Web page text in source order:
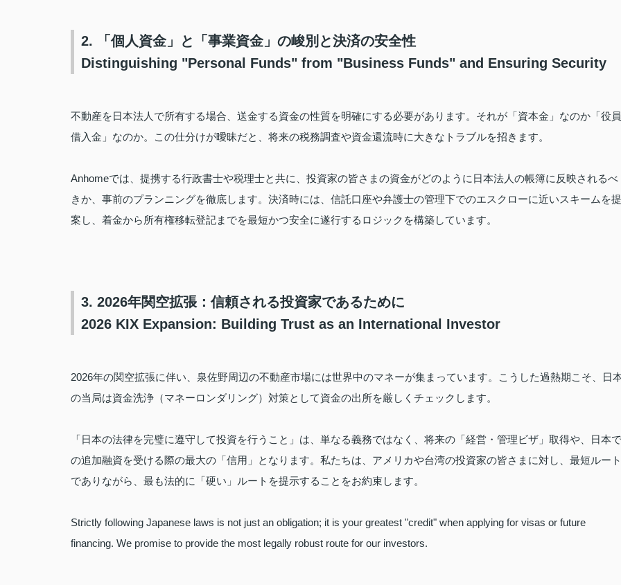
2. 「個人資金」と「事業資金」の峻別と決済の安全性
Distinguishing "Personal Funds" from "Business Funds" and Ensuring Security
不動産を日本法人で所有する場合、送金する資金の性質を明確にする必要があります。それが「資本金」なのか「役員
借入金」なのか。この仕分けが曖昧だと、将来の税務調査や資金還流時に大きなトラブルを招きます。
Anhomeでは、提携する行政書士や税理士と共に、投資家の皆さまの資金がどのように日本法人の帳簿に反映されるべ
きか、事前のプランニングを徹底します。決済時には、信託口座や弁護士の管理下でのエスクローに近いスキームを提
案し、着金から所有権移転登記までを最短かつ安全に遂行するロジックを構築しています。
3. 2026年関空拡張：信頼される投資家であるために
2026 KIX Expansion: Building Trust as an International Investor
2026年の関空拡張に伴い、泉佐野周辺の不動産市場には世界中のマネーが集まっています。こうした過熱期こそ、日
の当局は資金洗浄（マネーロンダリング）対策として資金の出所を厳しくチェックします。
「日本の法律を完璧に遵守して投資を行うこと」は、単なる義務ではなく、将来の「経営・管理ビザ」取得や、日本で
の追加融資を受ける際の最大の「信用」となります。私たちは、アメリカや台湾の投資家の皆さまに対し、最短ルート
でありながら、最も法的に「硬い」ルートを提示することをお約束します。
Strictly following Japanese laws is not just an obligation; it is your greatest "credit" when applying for visas or future
financing. We promise to provide the most legally robust route for our investors.